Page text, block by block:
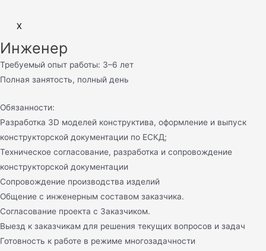
X
Инженер
Требуемый опыт работы: 3–6 лет
Полная занятость, полный день
Обязанности:
Разработка 3D моделей конструктива, оформление и выпуск
конструкторской документации по ЕСКД;
Техническое согласование, разработка и сопровождение
конструкторской документации
Сопровождение производства изделий
Общение с инженерным составом заказчика.
Согласование проекта с Заказчиком.
Выезд к заказчикам для решения текущих вопросов и задач
Готовность к работе в режиме многозадачности